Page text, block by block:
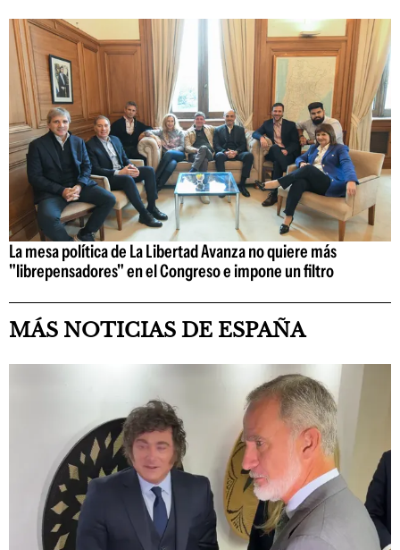
La mesa política de La Libertad Avanza no quiere más
"librepensadores" en el Congreso e impone un filtro
MÁS NOTICIAS DE ESPAÑA